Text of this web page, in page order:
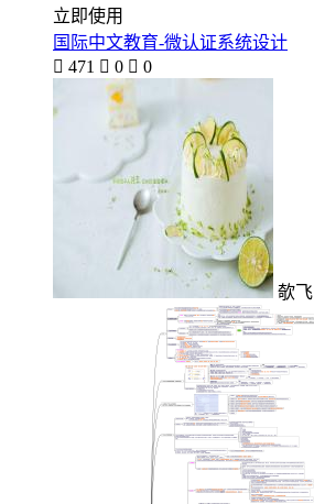
立即使用
国际中文教育-微认证系统设计
 471  0  0
欹飞